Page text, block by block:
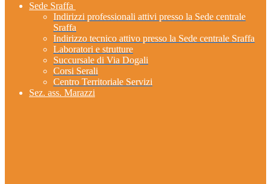
Sede Sraffa
Indirizzi professionali attivi presso la Sede centrale
Sraffa
Indirizzo tecnico attivo presso la Sede centrale Sraffa
Laboratori e strutture
Succursale di Via Dogali
Corsi Serali
Centro Territoriale Servizi
Sez. ass. Marazzi